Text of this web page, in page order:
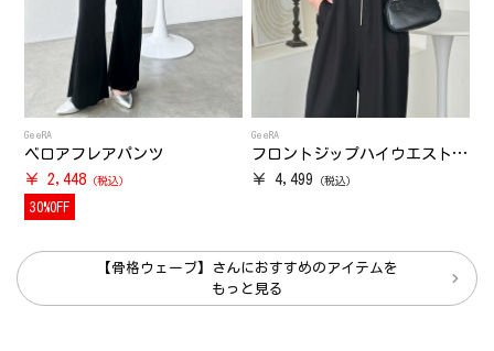
GeeRA
ベロアフレアパンツ
￥ 2,448
30%OFF
GeeRA
フロントジップハイウエストサロペット
￥ 4,499
【骨格ウェーブ】さんにおすすめのアイテムを
もっと見る